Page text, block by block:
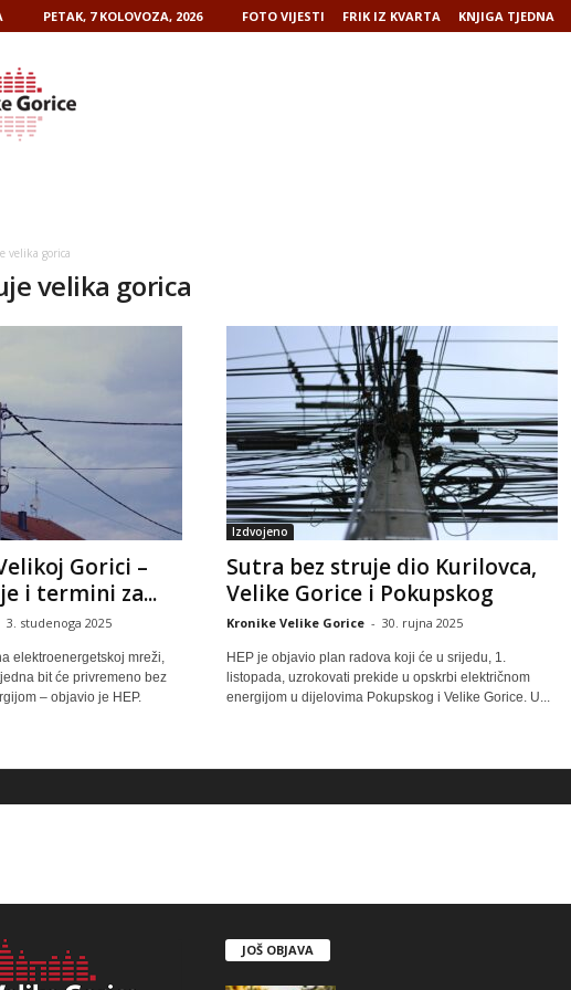
PETAK, 7 KOLOVOZA, 2026 FOTO VIJESTI FRIK IZ KVARTA KNJIGA TJEDNA
velika gorica
velika gorica
Gorici –
i termini za...
3. studenoga 2025
elektroenergetskoj mreži,
bit će privremeno bez
– objavio je HEP.
Izdvojeno
Sutra bez struje dio Kurilovca,
Velike Gorice i Pokupskog
Kronike Velike Gorice - 30. rujna 2025
HEP je objavio plan radova koji će u srijedu, 1.
listopada, uzrokovati prekide u opskrbi električnom
energijom u dijelovima Pokupskog i Velike Gorice. U...
JOŠ OBJAVA